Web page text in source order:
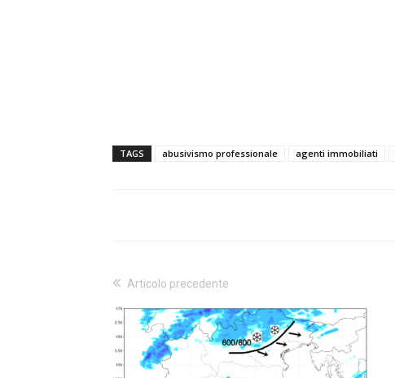
TAGS abusivismo professionale agenti immobiliati
Articolo precedente